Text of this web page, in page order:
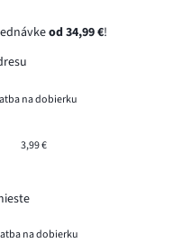
od 34,99 €!
na dobierku
3,99 €
na dobierku